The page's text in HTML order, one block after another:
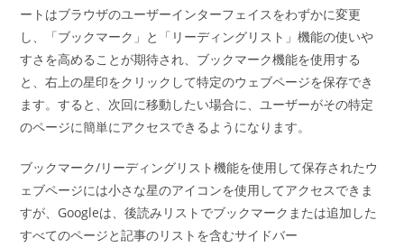
ートはブラウザのユーザーインターフェイスをわずかに変更
し、「ブックマーク」と「リーディングリスト」機能の使いや
すさを高めることが期待され、ブックマーク機能を使用する
と、右上の星印をクリックして特定のウェブページを保存でき
ます。すると、次回に移動したい場合に、ユーザーがその特定
のページに簡単にアクセスできるようになります。
ブックマーク/リーディングリスト機能を使用して保存されたウ
ェブページには小さな星のアイコンを使用してアクセスできま
すが、Googleは、後読みリストでブックマークまたは追加した
すべてのページと記事のリストを含むサイドバー